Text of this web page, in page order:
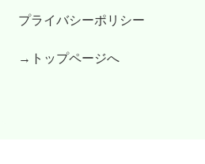
プライバシーポリシー
→トップページへ